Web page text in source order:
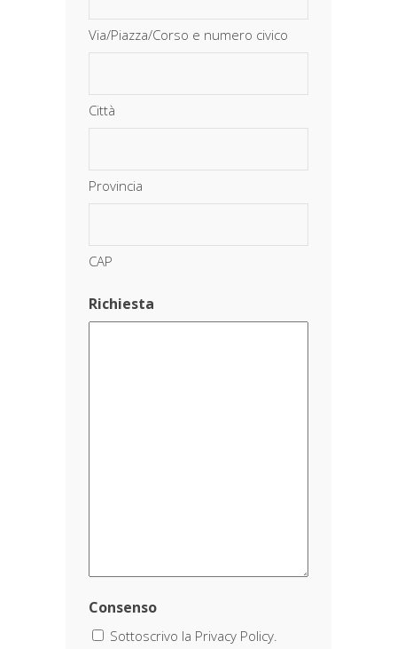
Via/Piazza/Corso e numero civico
Città
Provincia
CAP
Richiesta
Consenso
Sottoscrivo la Privacy Policy.